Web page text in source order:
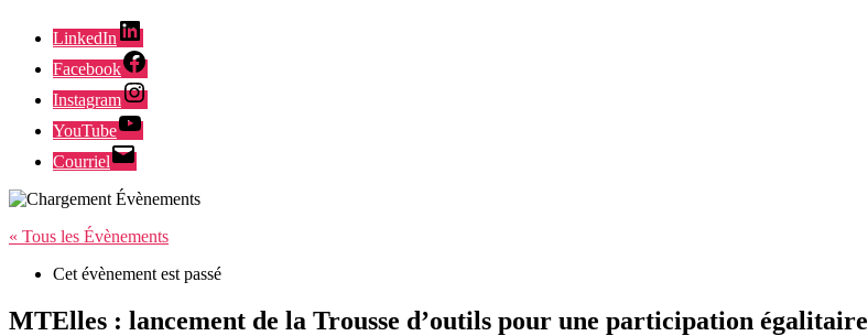
LinkedIn
Facebook
Instagram
YouTube
Courriel
« Tous les Évènements
Cet évènement est passé
MTElles : lancement de la Trousse d’outils pour une participation égalitaire